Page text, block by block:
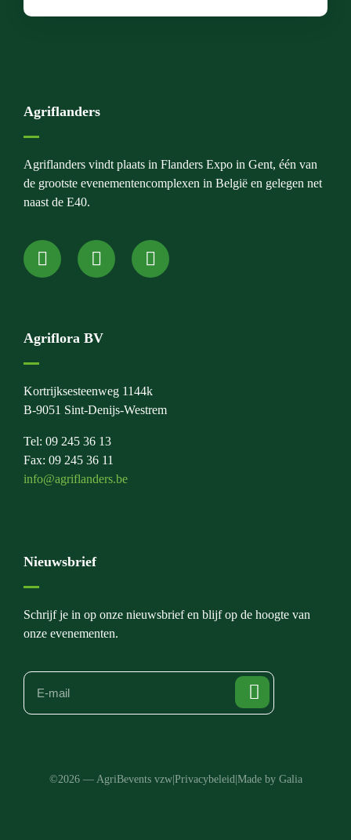
Agriflanders
Agriflanders vindt plaats in Flanders Expo in Gent, één van
de grootste evenementencomplexen in België en gelegen net
naast de E40.
Agriflora BV
Kortrijksesteenweg 1144k
B-9051 Sint-Denijs-Westrem
Tel: 09 245 36 13
Fax: 09 245 36 11
info@agriflanders.be
Nieuwsbrief
Schrijf je in op onze nieuwsbrief en blijf op de hoogte van
onze evenementen.
©2026 — AgriBevents vzw| Privacybeleid Made by Galia